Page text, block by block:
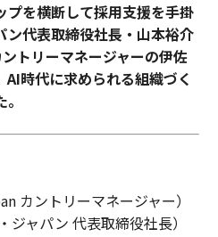
プを横断して採用支援を手掛
ン代表取締役社長・山本裕介
トリーマネージャーの伊佐
時代に求められる組織づく
カントリーマネージャー）
ジャパン 代表取締役社長）